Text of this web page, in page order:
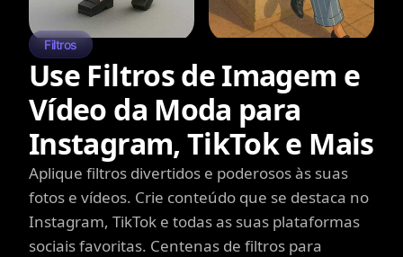
Filtros
Use Filtros de Imagem e
Vídeo da Moda para
Instagram, TikTok e Mais
Aplique filtros divertidos e poderosos às suas
fotos e vídeos. Crie conteúdo que se destaca no
Instagram, TikTok e todas as suas plataformas
sociais favoritas. Centenas de filtros para